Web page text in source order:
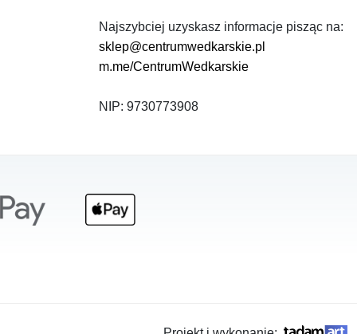
Najszybciej uzyskasz informacje pisząc na:
sklep@centrumwedkarskie.pl
m.me/CentrumWedkarskie
NIP: 9730773908